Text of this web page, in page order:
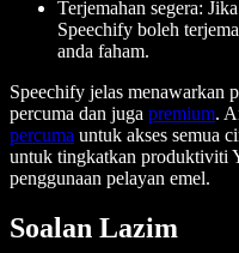
Terjemahan segera:
Speechify boleh
anda faham.
Speechify jelas menawarkan
percuma dan juga premium.
percuma untuk akses semua
untuk tingkatkan produktiviti
penggunaan pelayan emel.
Soalan Lazim